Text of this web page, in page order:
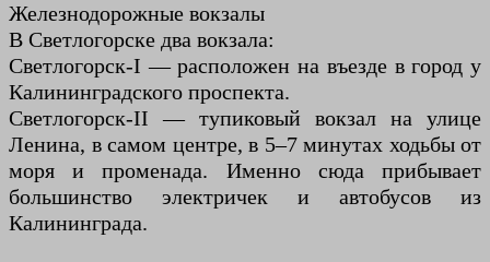
Железнодорожные вокзалы
В Светлогорске два вокзала:
Светлогорск-I — расположен на въезде в город у
Калининградского проспекта.
Светлогорск-II — тупиковый вокзал на улице
Ленина, в самом центре, в 5–7 минутах ходьбы от
моря и променада. Именно сюда прибывает
большинство электричек и автобусов из
Калининграда.